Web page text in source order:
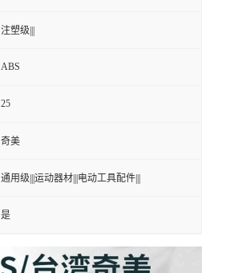
注塑级|||
ABS
25
奇美
通用级|||运动器材|||电动工具配件|||
是